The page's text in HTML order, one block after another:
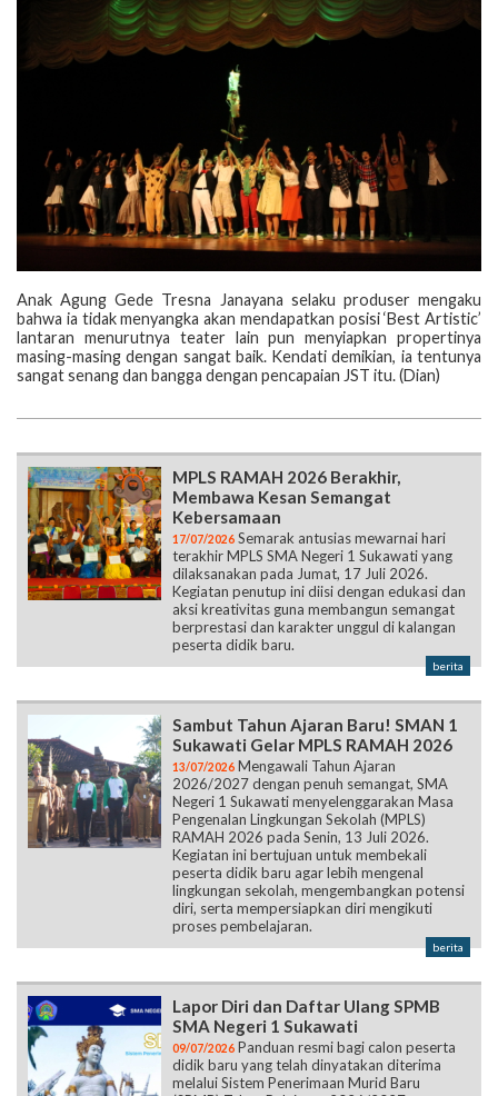
Anak Agung Gede Tresna Janayana selaku produser mengaku
bahwa ia tidak menyangka akan mendapatkan posisi ‘Best Artistic’
lantaran menurutnya teater lain pun menyiapkan propertinya
masing-masing dengan sangat baik. Kendati demikian, ia tentunya
sangat senang dan bangga dengan pencapaian JST itu. (Dian)
MPLS RAMAH 2026 Berakhir,
Membawa Kesan Semangat
Kebersamaan
17/07/2026 Semarak antusias mewarnai hari
terakhir MPLS SMA Negeri 1 Sukawati yang
dilaksanakan pada Jumat, 17 Juli 2026.
Kegiatan penutup ini diisi dengan edukasi dan
aksi kreativitas guna membangun semangat
berprestasi dan karakter unggul di kalangan
peserta didik baru.
berita
Sambut Tahun Ajaran Baru! SMAN 1
Sukawati Gelar MPLS RAMAH 2026
13/07/2026 Mengawali Tahun Ajaran
2026/2027 dengan penuh semangat, SMA
Negeri 1 Sukawati menyelenggarakan Masa
Pengenalan Lingkungan Sekolah (MPLS)
RAMAH 2026 pada Senin, 13 Juli 2026.
Kegiatan ini bertujuan untuk membekali
peserta didik baru agar lebih mengenal
lingkungan sekolah, mengembangkan potensi
diri, serta mempersiapkan diri mengikuti
proses pembelajaran.
berita
Lapor Diri dan Daftar Ulang SPMB
SMA Negeri 1 Sukawati
09/07/2026 Panduan resmi bagi calon peserta
didik baru yang telah dinyatakan diterima
melalui Sistem Penerimaan Murid Baru